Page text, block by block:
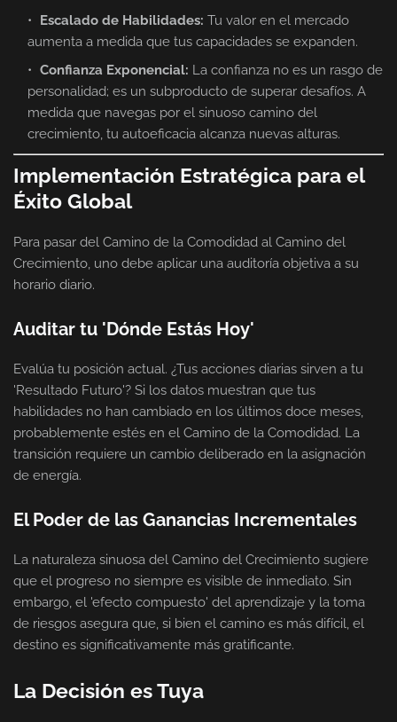
Escalado de Habilidades: Tu valor en el mercado
aumenta a medida que tus capacidades se expanden.
Confianza Exponencial: La confianza no es un rasgo de
personalidad; es un subproducto de superar desafíos. A
medida que navegas por el sinuoso camino del
crecimiento, tu autoeficacia alcanza nuevas alturas.
Implementación Estratégica para el
Éxito Global
Para pasar del Camino de la Comodidad al Camino del
Crecimiento, uno debe aplicar una auditoría objetiva a su
horario diario.
Auditar tu 'Dónde Estás Hoy'
Evalúa tu posición actual. ¿Tus acciones diarias sirven a tu
'Resultado Futuro'? Si los datos muestran que tus
habilidades no han cambiado en los últimos doce meses,
probablemente estés en el Camino de la Comodidad. La
transición requiere un cambio deliberado en la asignación
de energía.
El Poder de las Ganancias Incrementales
La naturaleza sinuosa del Camino del Crecimiento sugiere
que el progreso no siempre es visible de inmediato. Sin
embargo, el 'efecto compuesto' del aprendizaje y la toma
de riesgos asegura que, si bien el camino es más difícil, el
destino es significativamente más gratificante.
La Decisión es Tuya